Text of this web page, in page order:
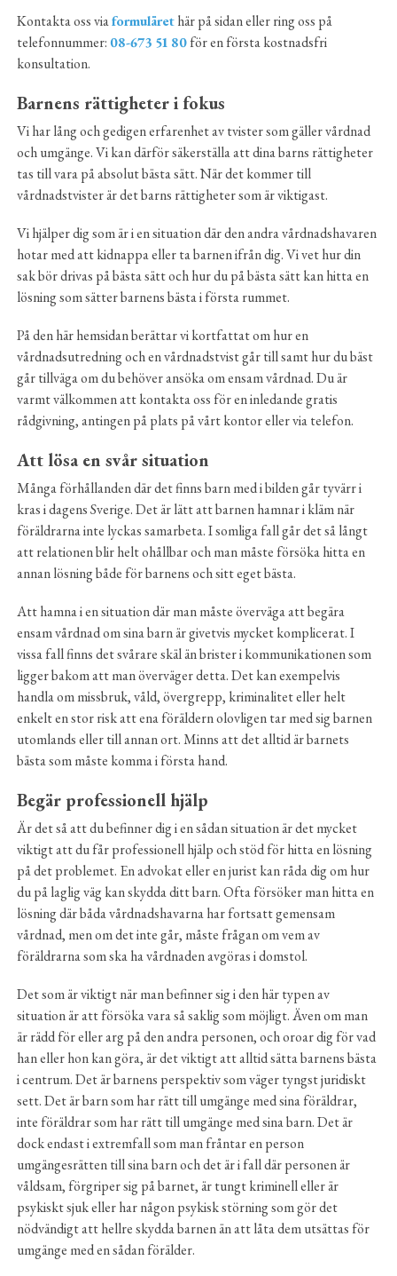
Kontakta oss viaformulärethär på sidan eller ring oss på
telefonnummer:08-673 51 80för en första kostnadsfri
konsultation.
Barnens rättigheter i fokus
Vi har lång och gedigen erfarenhet av tvister som gäller vårdnad
och umgänge. Vi kan därför säkerställa att dina barns rättigheter
tas till vara på absolut bästa sätt. När det kommer till
vårdnadstvister är det barns rättigheter som är viktigast.
Vi hjälper dig som är i en situation där den andra vårdnadshavaren
hotar med att kidnappa eller ta barnen ifrån dig. Vi vet hur din
sak bör drivas på bästa sätt och hur du på bästa sätt kan hitta en
lösning som sätter barnens bästa i första rummet.
På den här hemsidan berättar vi kortfattat om hur en
vårdnadsutredning och en vårdnadstvist går till samt hur du bäst
går tillväga om du behöver ansöka om ensam vårdnad. Du är
varmt välkommen att kontakta oss för en inledande gratis
rådgivning, antingen på plats på vårt kontor eller via telefon.
Att lösa en svår situation
Många förhållanden där det finns barn med i bilden går tyvärr i
kras i dagens Sverige. Det är lätt att barnen hamnar i kläm när
föräldrarna inte lyckas samarbeta. I somliga fall går det så långt
att relationen blir helt ohållbar och man måste försöka hitta en
annan lösning både för barnens och sitt eget bästa.
Att hamna i en situation där man måste överväga att begära
ensam vårdnad om sina barn är givetvis mycket komplicerat. I
vissa fall finns det svårare skäl än brister i kommunikationen som
ligger bakom att man överväger detta. Det kan exempelvis
handla om missbruk, våld, övergrepp, kriminalitet eller helt
enkelt en stor risk att ena föräldern olovligen tar med sig barnen
utomlands eller till annan ort. Minns att det alltid är barnets
bästa som måste komma i första hand.
Begär professionell hjälp
Är det så att du befinner dig i en sådan situation är det mycket
viktigt att du får professionell hjälp och stöd för hitta en lösning
på det problemet. En advokat eller en jurist kan råda dig om hur
du på laglig väg kan skydda ditt barn. Ofta försöker man hitta en
lösning där båda vårdnadshavarna har fortsatt gemensam
vårdnad, men om det inte går, måste frågan om vem av
föräldrarna som ska ha vårdnaden avgöras i domstol.
Det som är viktigt när man befinner sig i den här typen av
situation är att försöka vara så saklig som möjligt. Även om man
är rädd för eller arg på den andra personen, och oroar dig för vad
han eller hon kan göra, är det viktigt att alltid sätta barnens bästa
i centrum. Det är barnens perspektiv som väger tyngst juridiskt
sett. Det är barn som har rätt till umgänge med sina föräldrar,
inte föräldrar som har rätt till umgänge med sina barn. Det är
dock endast i extremfall som man fråntar en person
umgängesrätten till sina barn och det är i fall där personen är
våldsam, förgriper sig på barnet, är tungt kriminell eller är
psykiskt sjuk eller har någon psykisk störning som gör det
nödvändigt att hellre skydda barnen än att låta dem utsättas för
umgänge med en sådan förälder.